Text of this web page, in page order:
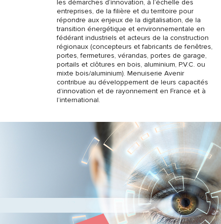
les démarches d’innovation, à l’échelle des
entreprises, de la filière et du territoire pour
répondre aux enjeux de la digitalisation, de la
transition énergétique et environnementale en
fédérant industriels et acteurs de la construction
régionaux (concepteurs et fabricants de fenêtres,
portes, fermetures, vérandas, portes de garage,
portails et clôtures en bois, aluminium, P.V.C. ou
mixte bois/aluminium). Menuiserie Avenir
contribue au développement de leurs capacités
d’innovation et de rayonnement en France et à
l’international.